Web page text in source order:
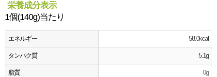
栄養成分表示
1個(140g)当たり
エネルギー 58.0kcal
タンパク質 5.1g
脂質 0g